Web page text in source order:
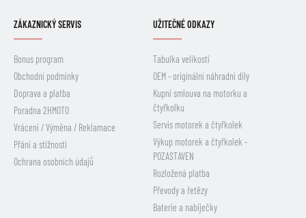
ZÁKAZNICKÝ SERVIS
Bonus program
Obchodní podmínky
Doprava a platba
Poradna 2HMOTO
Vrácení / Výměna / Reklamace
Přání a stížnosti
Ochrana osobních údajů
UŽITEČNÉ ODKAZY
Tabulka velikostí
OEM - originální náhradní díly
Kupní smlouva na motorku a
čtyřkolku
Servis motorek a čtyřkolek
Výkup motorek a čtyřkolek -
POZASTAVEN
Rozložená platba
Převody a řetězy
Baterie a nabíječky